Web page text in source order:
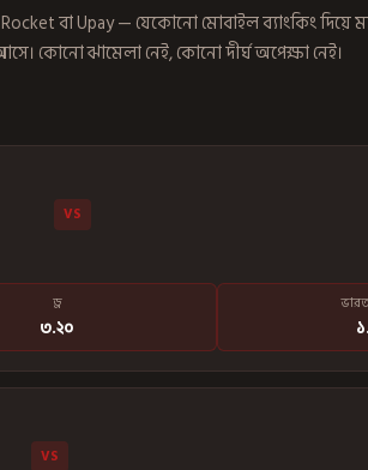
বা Upay — যেকোনো মোবাইল ব্যাংকিং দিয়ে
কোনো ঝামেলা নেই, কোনো দীর্ঘ অপেক্ষা নেই।
VS
ড্র
৩.২০
VS